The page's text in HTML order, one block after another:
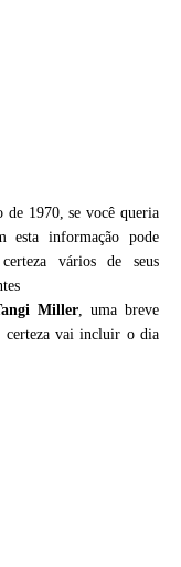
1970, se você queria
esta informação pode
vários de seus
Miller, uma breve
certeza vai incluir o dia